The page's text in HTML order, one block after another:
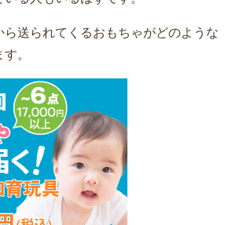
ら送られてくるおもちゃがどのような
。